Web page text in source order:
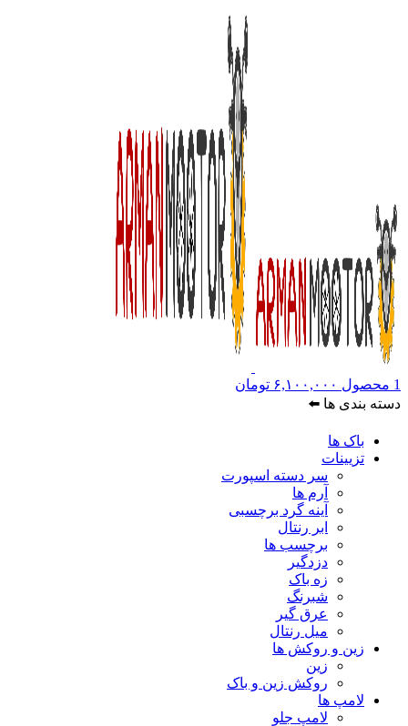
1 محصول ۶,۱۰۰,۰۰۰ تومان
دسته بندی ها ⬅️
باک ها
تزیینات
سر دسته اسپورت
آرم ها
آینه گرد برچسبی
ابر رنتال
برچسب ها
دزدگیر
زه باک
شبرنگ
عرق گیر
میل رنتال
زین و روکش ها
زین
روکش زین و باک
لامپ ها
لامپ جلو